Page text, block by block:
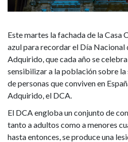
Adquirido
Este martes la fachada de la Casa
azul para recordar el Día Nacional
Adquirido, que cada año se
sensibilizar a la población sobre
de personas que conviven en
Adquirido, el DCA.
El DCA engloba un conjunto de
tanto a adultos como a menores
hasta entonces, se produce una